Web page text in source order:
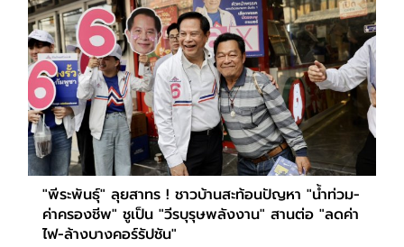
"พีระพันธุ์" ลุยสาทร ! ชาวบ้านสะท้อนปัญหา "น้ำท่วม-
ค่าครองชีพ" ชูเป็น "วีรบุรุษพลังงาน" สานต่อ "ลดค่า
ไฟ-ล้างบางคอร์รัปชัน"